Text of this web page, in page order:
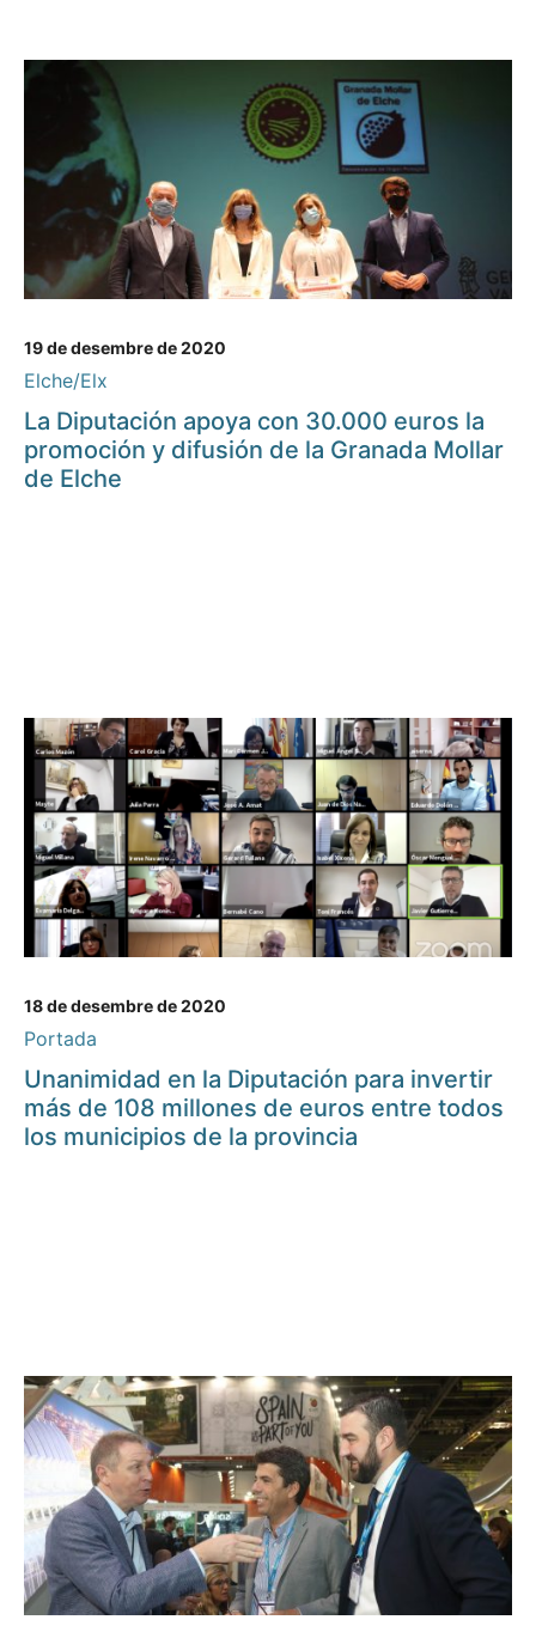
19 de desembre de 2020
Elche/Elx
La Diputación apoya con 30.000 euros la
promoción y difusión de la Granada Mollar
de Elche
18 de desembre de 2020
Portada
Unanimidad en la Diputación para invertir
más de 108 millones de euros entre todos
los municipios de la provincia